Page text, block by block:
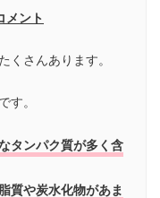
メント
くさんあります。
です。
タンパク質が多く含
脂質や炭水化物があま